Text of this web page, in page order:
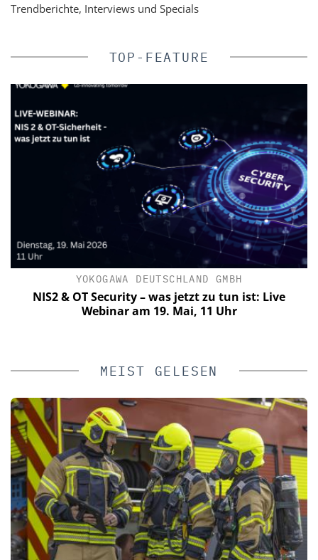
Trendberichte, Interviews und Specials
TOP-FEATURE
YOKOGAWA DEUTSCHLAND GMBH
NIS2 & OT Security – was jetzt zu tun ist: Live
Webinar am 19. Mai, 11 Uhr
MEIST GELESEN